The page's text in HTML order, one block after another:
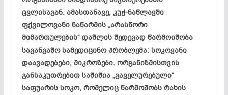
ცვლისაგან. ამასთანავე, კუჭ-ნაწლავში
ფქვილოვანი ნაწარმის „არასწორი
მიმართულების“ დაშლის შედეგად წარმოიშობა
საგანგაშო სამედიცინო პრობლემა: სოკოვანი
დაავადებები, მიკროზები. ორგანიზმისთვის
განსაკუთრებით საშიშია „გაველურებული“
საფუარის სოკო, რომელიც წარმოშობს რახის